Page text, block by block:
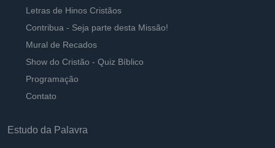
Letras de Hinos Cristãos
Contribua - Seja parte desta Missão!
Mural de Recados
Show do Cristão - Quiz Bíblico
Programação
Contato
Estudo da Palavra